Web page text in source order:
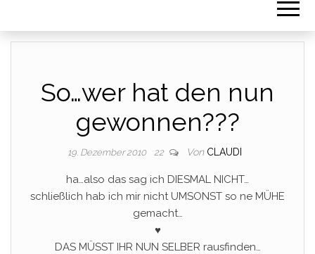
So…wer hat den nun
gewonnen???
19. Dezember 2010 22 Von CLAUDI
ha…also das sag ich DIESMAL NICHT…
schließlich hab ich mir nicht UMSONST so ne MÜHE
gemacht…
♥
DAS MÜSST IHR NUN SELBER rausfinden…